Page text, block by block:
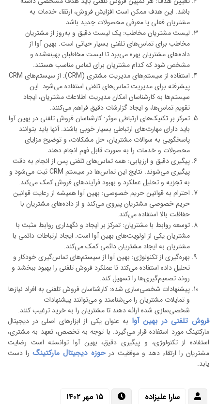
باشد. این هدف ممکن است افزایش فروش، ارتقاء خدمات به
مشتریان فعلی یا معرفی محصولات جدید باشد.
لیست مشتریان مخاطب: یک لیست دقیق و به‌روز از مشتریان
مخاطب برای تماس‌های تلفنی بسیار حیاتی است. بهین آوا از
داده‌های مشتریان بهره می‌برد تا لیست مخاطبان بهینه‌شده و
مشخص شود که کدام مشتریان برای تماس مناسب هستند.
استفاده از سیستم‌های مدیریت مشتری (CRM): از سیستم‌های CRM
پیشرفته برای مدیریت تماس‌های تلفنی استفاده می‌شود. این
سیستم‌ها به کارشناسان امکان مدیریت اطلاعات مشتریان، ایجاد
تقویم تماس‌ها، و ایجاد گزارشات دقیق فراهم می‌کنند.
تمرکز بر تکنیک‌های ارتباطی موثر: کارشناسان فروش تلفنی در بهین آوا
باید دارای مهارت‌های ارتباطی بسیار خوبی باشند. آنها باید بتوانند
پاسخگویی به سوالات مشتریان، حل مشکلات، و توضیح مزایای
محصولات و خدمات را به صورت قابل فهم انجام دهند.
پیگیری دقیق و ارزیابی: همه تماس‌های تلفنی پس از انجام به دقت
پیگیری می‌شوند. نتایج این تماس‌ها در سیستم CRM ثبت می‌شود و
به تجزیه و تحلیل عملکرد و بهبود فرآیندهای فروش کمک می‌کند.
احترام به قوانین حریم خصوصی: بهین آوا همیشه از رعایت قوانین
حریم خصوصی مشتریان پیروی می‌کند و از داده‌های مشتریان با
حفاظت بالا استفاده می‌کند.
توسعه روابط با مشتریان: تمرکز بر ایجاد و نگهداری روابط مثبت با
مشتریان یکی از اولویت‌های بهین آوا است. ایجاد ارتباطات دائمی با
مشتریان به ایجاد مشتریان دائمی کمک می‌کند.
بهره‌گیری از تکنولوژی: بهین آوا از سیستم‌های تماس‌گیری خودکار و
تحلیل داده استفاده می‌کند تا عملکرد فروش تلفنی را بهبود ببخشد و
روند تصمیم‌گیری‌ها را تسهیل کند.
پیشنهادات شخصی‌سازی شده: کارشناسان فروش تلفنی به افراد نیازها
و تمایلات مشتریان را می‌شناسند و می‌توانند پیشنهادات
شخصی‌سازی شده ارائه دهند تا مشتریان را به خرید ترغیب کنند.
فروش تلفنی در بهین آوا به عنوان یکی از ابزارهای اصلی در دیجیتال
مارکتینگ مورد استفاده قرار می‌گیرد. با توجه به تخصص، تعهد به مشتری،
استفاده از تکنولوژی، و پیگیری دقیق، بهین آوا توانسته است رضایت
مشتریان را ارتقاء دهد و موفقیت درحوزه دیجیتال مارکتینگرا دست
یابد.
سارا علیزاده
۱۵ مهر ۱۴۰۲